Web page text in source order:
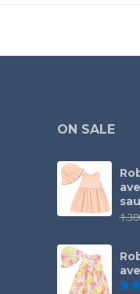
ON SALE